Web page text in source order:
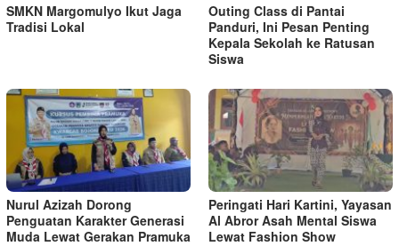
SMKN Margomulyo Ikut Jaga
Tradisi Lokal
Outing Class di Pantai
Panduri, Ini Pesan Penting
Kepala Sekolah ke Ratusan
Siswa
Nurul Azizah Dorong
Penguatan Karakter Generasi
Muda Lewat Gerakan Pramuka
Peringati Hari Kartini, Yayasan
Al Abror Asah Mental Siswa
Lewat Fashion Show